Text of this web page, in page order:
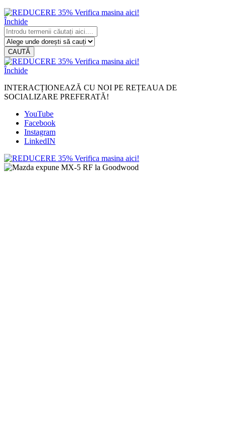
Închide
CAUTĂ
Închide
INTERACȚIONEAZĂ CU NOI PE REȚEAUA DE
SOCIALIZARE PREFERATĂ!
YouTube
Facebook
Instagram
LinkedIN